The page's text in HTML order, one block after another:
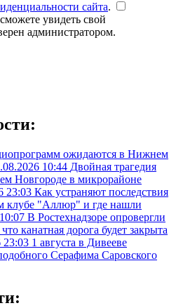
сайта.
увидеть свой
администратором.
ожидаются в Нижнем
10:44 Двойная трагедия
Новгороде в микрорайоне
23:03 Как устраняют последствия
клубе "Аллюр" и где нашли
В Ростехнадзоре опровергли
канатная дорога будет закрыта
23:03 1 августа в Дивееве
Серафима Саровского